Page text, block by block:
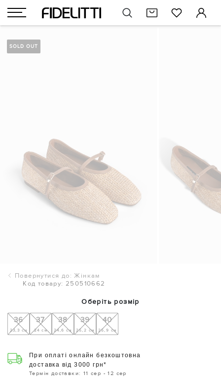
SOLD OUT
Повернутися до: Жінкам
Код товару: 250510662
Оберіть розмір
36
23,3 см
37
24 см
38
24,6 см
39
25,2 см
40
25,9 см
При оплаті онлайн безкоштовна
доставка від 3000 грн*
Термін доставки: 11 сер - 12 сер